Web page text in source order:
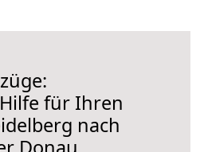
für Ihren
nach